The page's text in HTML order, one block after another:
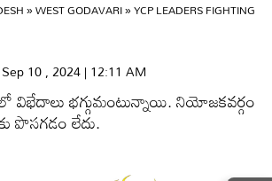
»WEST GODAVARI»YCP LEADERS FIGHTING
10 , 2024 | 12:11 AM
విభేదాలు భగ్గుమంటున్నాయి. నియోజకవర్గం
పొసగడం లేదు.